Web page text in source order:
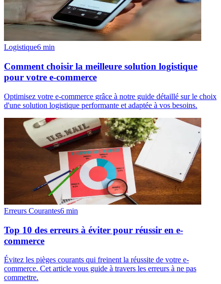
Logistique6 min
Comment choisir la meilleure solution logistique
pour votre e-commerce
Optimisez votre e-commerce grâce à notre guide détaillé sur le choix
d'une solution logistique performante et adaptée à vos besoins.
Erreurs Courantes6 min
Top 10 des erreurs à éviter pour réussir en e-
commerce
Évitez les pièges courants qui freinent la réussite de votre e-
commerce. Cet article vous guide à travers les erreurs à ne pas
commettre.